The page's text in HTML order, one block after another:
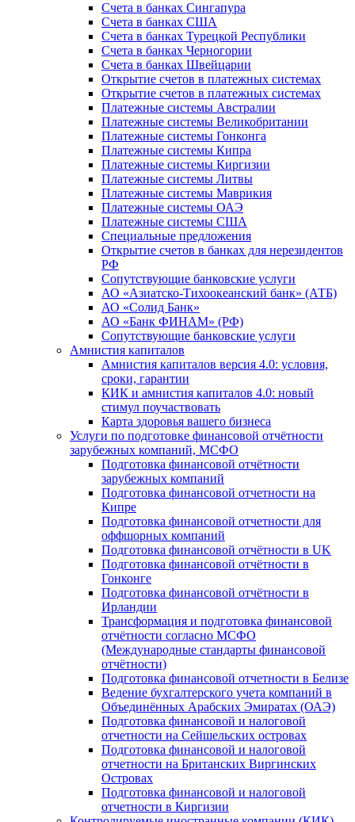
Счета в банках Сингапура
Счета в банках США
Счета в банках Турецкой Республики
Счета в банках Черногории
Счета в банках Швейцарии
Открытие счетов в платежных системах
Открытие счетов в платежных системах
Платежные системы Австралии
Платежные системы Великобритании
Платежные системы Гонконга
Платежные системы Кипра
Платежные системы Киргизии
Платежные системы Литвы
Платежные системы Маврикия
Платежные системы ОАЭ
Платежные системы США
Специальные предложения
Открытие счетов в банках для нерезидентов
РФ
Сопутствующие банковские услуги
АО «Азиатско-Тихоокеанский банк» (АТБ)
АО «Солид Банк»
АО «Банк ФИНАМ» (РФ)
Сопутствующие банковские услуги
Амнистия капиталов
Амнистия капиталов версия 4.0: условия,
сроки, гарантии
КИК и амнистия капиталов 4.0: новый
стимул поучаствовать
Карта здоровья вашего бизнеса
Услуги по подготовке финансовой отчётности
зарубежных компаний, МСФО
Подготовка финансовой отчётности
зарубежных компаний
Подготовка финансовой отчетности на
Кипре
Подготовка финансовой отчетности для
оффшорных компаний
Подготовка финансовой отчётности в UK
Подготовка финансовой отчётности в
Гонконге
Подготовка финансовой отчётности в
Ирландии
Трансформация и подготовка финансовой
отчётности согласно МСФО
(Международные стандарты финансовой
отчётности)
Подготовка финансовой отчетности в Белизе
Ведение бухгалтерского учета компаний в
Объединённых Арабских Эмиратах (ОАЭ)
Подготовка финансовой и налоговой
отчетности на Сейшельских островах
Подготовка финансовой и налоговой
отчетности на Британских Виргинских
Островах
Подготовка финансовой и налоговой
отчетности в Киргизии